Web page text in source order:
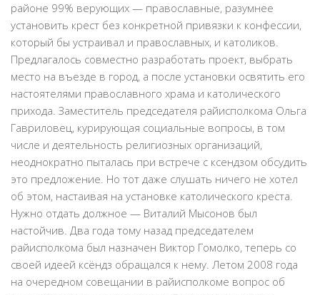
районе 99% верующих — православные, разумнее
установить крест без конкретной привязки к конфессии,
который бы устраивал и православных, и католиков.
Предлагалось совместно разработать проект, выбрать
место на въезде в город, а после установки освятить его
настоятелями православного храма и католического
прихода. Заместитель председателя райисполкома Ольга
Гавриловец, курирующая социальные вопросы, в том
числе и деятельность религиозных организаций,
неоднократно пыталась при встрече с ксендзом обсудить
это предложение. Но тот даже слушать ничего не хотел
об этом, настаивая на установке католического креста.
Нужно отдать должное — Виталий Мысонов был
настойчив. Два года тому назад председателем
райисполкома был назначен Виктор Гомолко, теперь со
своей идеей ксёндз обращался к нему. Летом 2008 года
на очередном совещании в райисполкоме вопрос об